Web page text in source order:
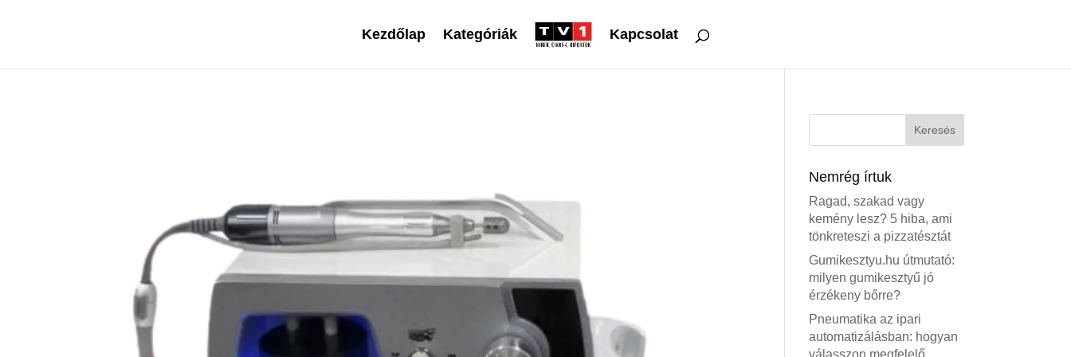
Kezdőlap Kategóriák Kapcsolat
Nemrég írtuk
Ragad, szakad vagy
kemény lesz? 5 hiba, ami
tönkreteszi a pizzatésztát
Gumikesztyu.hu útmutató:
milyen gumikesztyű jó
érzékeny bőrre?
Pneumatika az ipari
automatizálásban: hogyan
válasszon megfelelő